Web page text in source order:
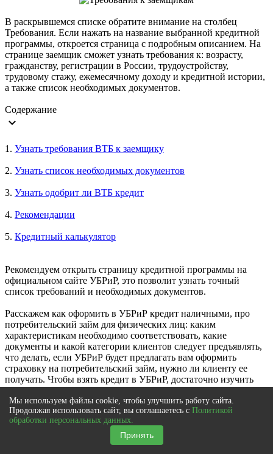
В раскрывшемся списке обратите внимание на столбец
Требования. Если нажать на название выбранной кредитной
программы, откроется страница с подробным описанием. На
странице заемщик сможет узнать требования к: возрасту,
гражданству, регистрации в России, трудоустройству,
трудовому стажу, ежемесячному доходу и кредитной истории,
а также список необходимых документов.
Содержание
expand_more
1. Узнать требования ВТБ к заемщику
2. Узнать список необходимых документов
3. Узнать одобрит ли ВТБ кредит
4. Рекомендации
5. Кредитный калькулятор
Рекомендуем открыть страницу кредитной программы на
официальном сайте УБРиР, это позволит узнать точный
список требований и необходимых документов.
Расскажем как оформить в УБРиР кредит наличными, про
потребительский займ для физических лиц: каким
характеристикам необходимо соответствовать, какие
документы и какой категории клиентов следует предъявлять,
что делать, если УБРиР будет предлагать вам оформить
страховку на потребительский займ, нужно ли клиенту ее
получать. Чтобы взять кредит в УБРиР, достаточно изучить
требования к заемщику и, если вы им соответствуете,
обратиться в банк.
Мы используем файлы cookie, чтобы улучшить работу сайта.
Продолжая использовать сайт, вы соглашаетесь с Политикой
обработки персональных данных.
Принять